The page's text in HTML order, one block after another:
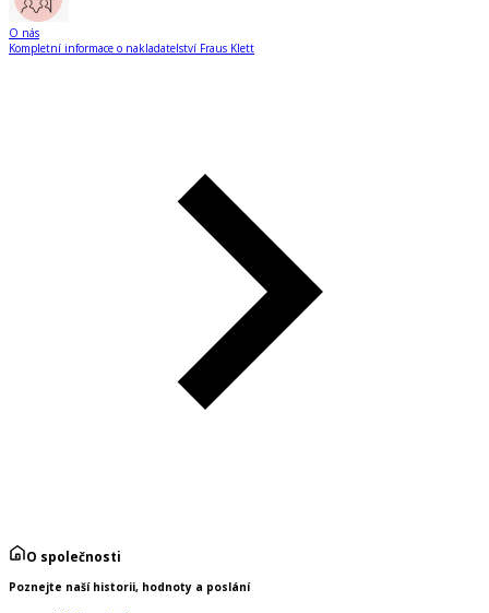
O nás
Kompletní informace o nakladatelství Fraus Klett
O společnosti
Poznejte naší historii, hodnoty a poslání